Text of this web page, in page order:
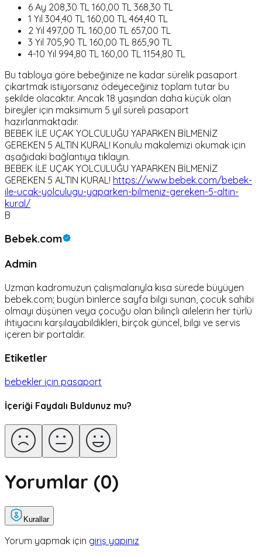
6 Ay 208,30 TL 160,00 TL 368,30 TL
1 Yıl 304,40 TL 160,00 TL 464,40 TL
2 Yıl 497,00 TL 160,00 TL 657,00 TL
3 Yıl 705,90 TL 160,00 TL 865,90 TL
4-10 Yıl 994,80 TL 160,00 TL 1154,80 TL
Bu tabloya göre bebeğinize ne kadar sürelik pasaport
çıkartmak istiyorsanız ödeyeceğiniz toplam tutar bu
şekilde olacaktır. Ancak 18 yaşından daha küçük olan
bireyler için maksimum 5 yıl süreli pasaport
hazırlanmaktadır.
BEBEK İLE UÇAK YOLCULUĞU YAPARKEN BİLMENİZ
GEREKEN 5 ALTIN KURAL! Konulu makalemizi okumak için
aşağıdaki bağlantıya tıklayın.
BEBEK İLE UÇAK YOLCULUĞU YAPARKEN BİLMENİZ
GEREKEN 5 ALTIN KURAL! https://www.bebek.com/bebek-
ile-ucak-yolculugu-yaparken-bilmeniz-gereken-5-altin-
kural/
B
Bebek.com
Admin
Uzman kadromuzun çalışmalarıyla kısa sürede büyüyen
bebek.com; bugün binlerce sayfa bilgi sunan, çocuk sahibi
olmayı düşünen veya çocuğu olan bilinçli ailelerin her türlü
ihtiyacını karşılayabildikleri, birçok güncel, bilgi ve servis
içeren bir portaldır.
Etiketler
bebekler için pasaport
İçeriği Faydalı Buldunuz mu?
Yorumlar (0)
Kurallar
Yorum yapmak için giriş yapınız